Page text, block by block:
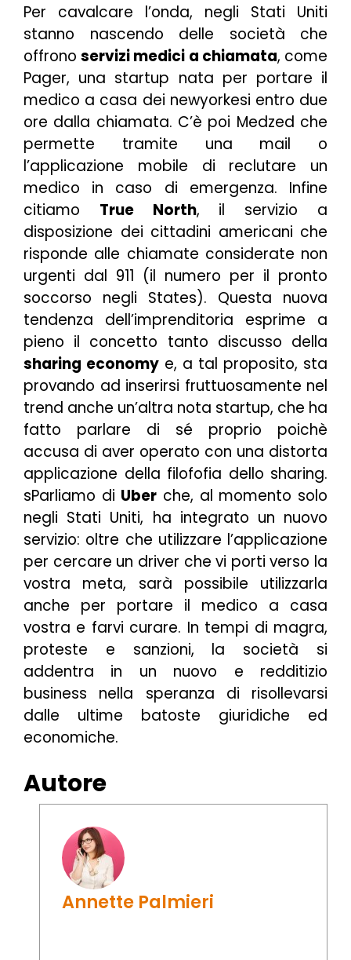
Per cavalcare l’onda, negli Stati Uniti
stanno nascendo delle società che
offronoservizi medici a chiamata, come
Pager, una startup nata per portare il
medico a casa dei newyorkesi entro due
ore dalla chiamata. C’è poi Medzed che
permette tramite una mail o
l’applicazione mobile di reclutare un
medico in caso di emergenza. Infine
citiamo True North, il servizio a
disposizione dei cittadini americani che
risponde alle chiamate considerate non
urgenti dal 911 (il numero per il pronto
soccorso negli States). Questa nuova
tendenza dell’imprenditoria esprime a
pieno il concetto tanto discusso della
sharing economy e, a tal proposito, sta
provando ad inserirsi fruttuosamente nel
trend anche un’altra nota startup, che ha
fatto parlare di sé proprio poichè
accusa di aver operato con una distorta
applicazione della filofofia dello sharing.
sParliamo di Uber che, al momento solo
negli Stati Uniti, ha integrato un nuovo
servizio: oltre che utilizzare l’applicazione
per cercare un driver che vi porti verso la
vostra meta, sarà possibile utilizzarla
anche per portare il medico a casa
vostra e farvi curare. In tempi di magra,
proteste e sanzioni, la società si
addentra in un nuovo e redditizio
business nella speranza di risollevarsi
dalle ultime batoste giuridiche ed
economiche.
Autore
Annette Palmieri